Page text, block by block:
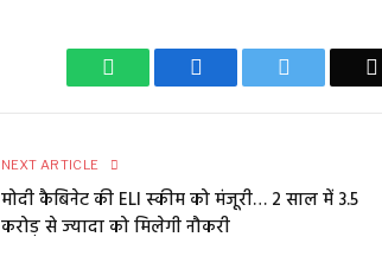
WhatsApp Facebook
NEXT ARTICLE
मोदी कैबिनेट की ELI स्‍कीम को मंजूरी… 2 साल में 3.5
करोड़ से ज्‍यादा को मिलेगी नौकरी